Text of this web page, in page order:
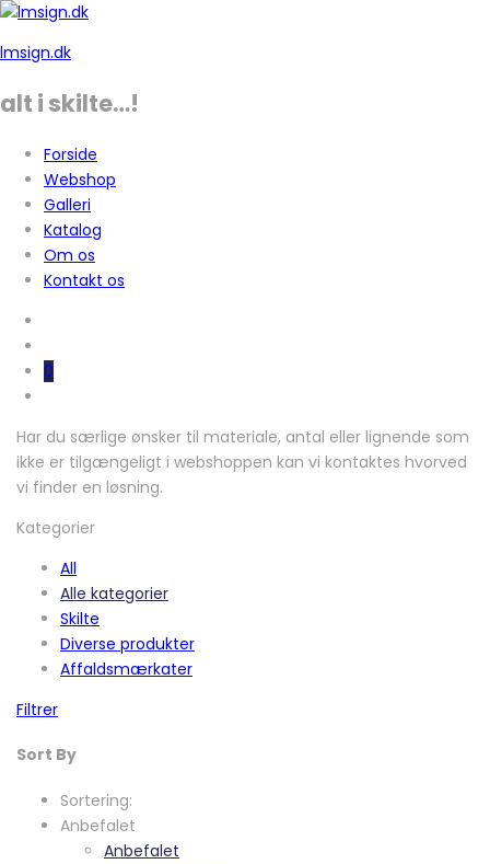
lmsign.dk
alt i skilte…!
Forside
Webshop
Galleri
Katalog
Om os
Kontakt os
0
Har du særlige ønsker til materiale, antal eller lignende som
ikke er tilgængeligt i webshoppen kan vi kontaktes hvorved
vi finder en løsning.
Kategorier
All
Alle kategorier
Skilte
Diverse produkter
Affaldsmærkater
Filtrer
Sort By
Sortering:
Anbefalet
Anbefalet